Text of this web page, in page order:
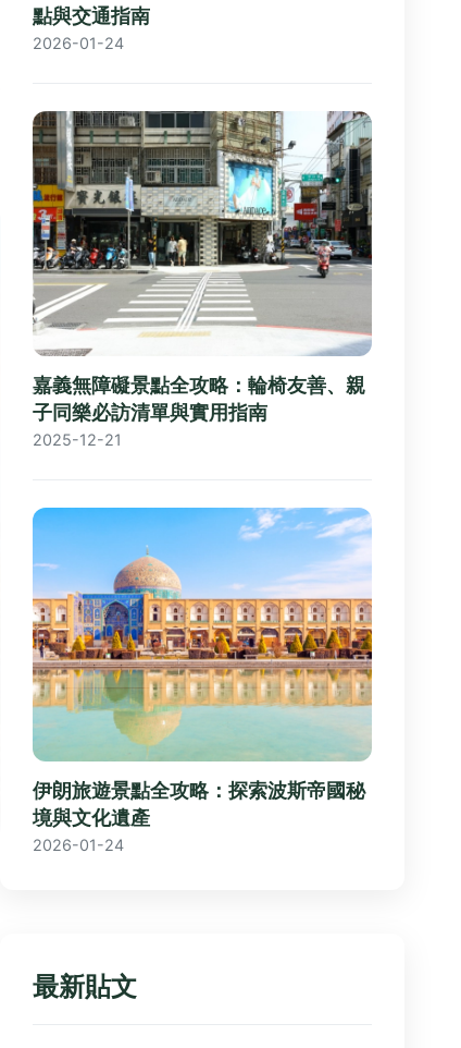
點與交通指南
2026-01-24
嘉義無障礙景點全攻略：輪椅友善、親
子同樂必訪清單與實用指南
2025-12-21
伊朗旅遊景點全攻略：探索波斯帝國秘
境與文化遺產
2026-01-24
最新貼文